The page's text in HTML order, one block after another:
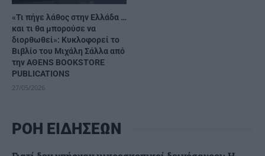
«Τι πήγε λάθος στην Ελλάδα …
και τι θα μπορούσε να
διορθωθεί»: Κυκλοφορεί το
Βιβλίο του Μιχάλη Σάλλα από
την AΘENS BOOKSTORE
PUBLICATIONS
27/05/2026
ΡΟΗ ΕΙΔΗΣΕΩΝ